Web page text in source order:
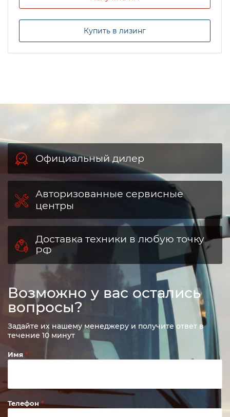
Купить в лизинг
Официальный дилер
Авторизованные сервисные
центры
Доставка техники в любую точку
РФ
Возможно у вас остались
вопросы?
Задайте их нашему менеджеру и получите ответ в
течение 10 минут
Имя
Телефон